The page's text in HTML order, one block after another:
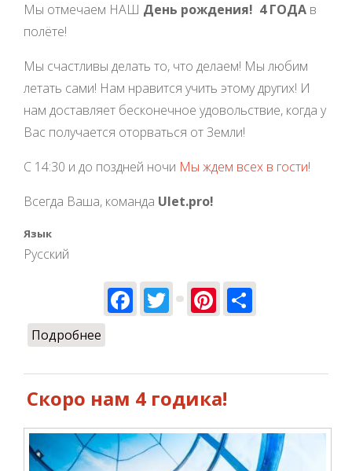
Мы отмечаем НАШ День рождения! 4 ГОДА в
полёте!
Мы счастливы делать то, что делаем! Мы любим
летать сами! Нам нравится учить этому других! И
нам доставляет бесконечное удовольствие, когда у
Вас получается оторваться от Земли!
С 14:30 и до поздней ночи Мы ждем всех в гости!
Всегда Ваша, команда Ulet.pro!
Язык
Русский
Facebook
TwitterPinterest
Подробнее
Скоро нам 4 годика!